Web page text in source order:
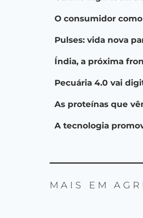
O consumidor
Pulses: vida nova
Índia, a próxima
Pecuária 4.0 vai
As proteínas que
A tecnologia
MAIS EM